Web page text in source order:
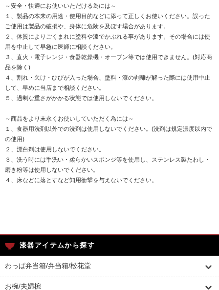
～安全・快適にお使いいただける為には～
１、製品の本来の用途・使用目的などに添って正しくお使いください。誤った
ご使用は製品の破損や、身体に危険を及ぼす場合があります。
２、体質によりごくまれに塗料や漆でかぶれる事があります。その場合には使
用を中止して早急に医師に相談ください。
３、直火・電子レンジ・食器乾燥機・オーブン等では使用できません。(対応商
品を除く)
４、割れ・欠け・ひびが入った場合、塗料・漆の剥離が解った際には使用中止
して、早めに当店まで相談ください。
５、過剰な重さがかかる状態では使用しないでください。
～商品をより末永くお使いしていただく為には～
１、食器用洗剤以外での洗剤は使用しないでください。(洗剤は規定濃度以内で
の使用)
２、漂白剤は使用しないでください。
３、洗う時には手洗い・柔らかいスポンジ等を使用し、ステンレス製たわし・
磨き粉等は使用しないでください。
４、床などに落とすなど知用衝撃を与えないでください。
漆器アイテムから探す
わっぱ弁当箱/弁当箱/松花堂
お椀/夫婦椀